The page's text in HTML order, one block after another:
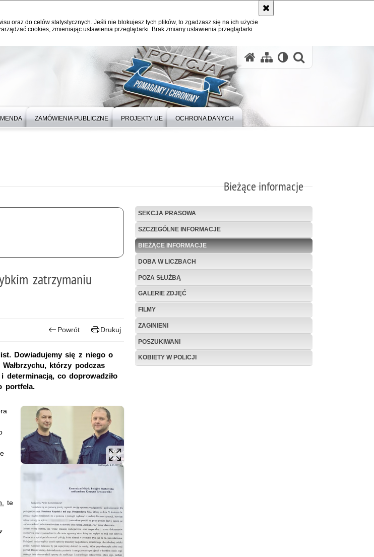
oraz do celów statystycznych. Jeśli nie blokujesz tych plików, to zgadzasz się na ich użycie
cookies, zmieniając ustawienia przeglądarki. Brak zmiany ustawienia przeglądarki
ZAMÓWIENIA PUBLICZNE PROJEKTY UE OCHRONA DANYCH
Bieżące informacje
zatrzymaniu
Powrót Drukuj
Dowiadujemy się z niego o
którzy podczas
determinacją, co doprowadziło
portfela.
te
SEKCJA PRASOWA
SZCZEGÓLNE INFORMACJE
BIEŻĄCE INFORMACJE
DOBA W LICZBACH
POZA SŁUŻBĄ
GALERIE ZDJĘĆ
FILMY
ZAGINIENI
POSZUKIWANI
KOBIETY W POLICJI